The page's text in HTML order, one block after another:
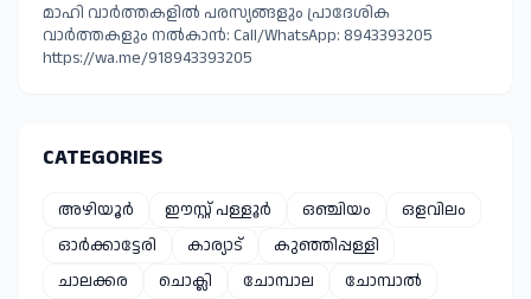
മാഹി വാർത്തകളിൽ പരസ്യങ്ങളും പ്രാദേശിക
വാർത്തകളും നൽകാൻ: Call/WhatsApp: 8943393205
https://wa.me/918943393205
CATEGORIES
അഴിയൂർ ഈസ്റ്റ്‌ പള്ളൂർ ഒഞ്ചിയം
ഒളവിലം
ഓർക്കാട്ടേരി
കാര്യാട്
കുഞ്ഞിപ്പള്ളി
ചാലക്കര
ചൊക്ലി ചോമ്പാല
ചോമ്പാൽ